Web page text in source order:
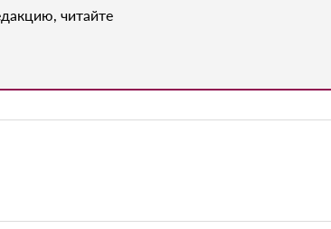
читайте